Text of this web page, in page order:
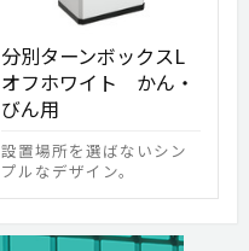
分別ターンボックスL
オフホワイト かん・
びん用
設置場所を選ばないシン
プルなデザイン。